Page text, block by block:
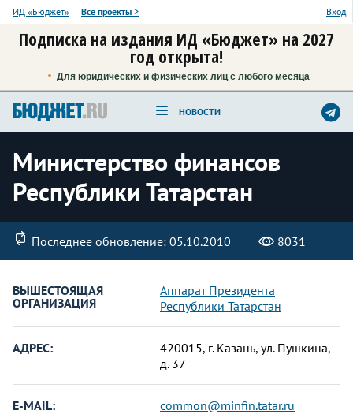
ИД «Бюджет» Все проекты > Вход
Подписка на издания ИД «Бюджет» на 2027
год открыта!
Для юридических и физических лиц с любого месяца
НОВОСТИ
Министерство финансов
Республики Татарстан
Последнее обновление: 05.10.2010 8031
ВЫШЕСТОЯЩАЯ
ОРГАНИЗАЦИЯ
Аппарат Президента
Республики Татарстан
АДРЕС:
420015, г. Казань, ул. Пушкина,
д. 37
E-MAIL: common@minfin.tatar.ru